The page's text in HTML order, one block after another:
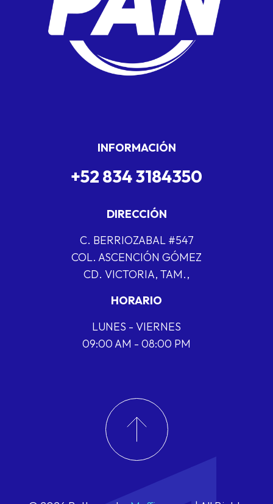
INFORMACIÓN
+52 834 3184350
DIRECCIÓN
C. BERRIOZABAL #547
COL. ASCENCIÓN GÓMEZ
CD. VICTORIA, TAM.,
HORARIO
LUNES - VIERNES
09:00 AM - 08:00 PM